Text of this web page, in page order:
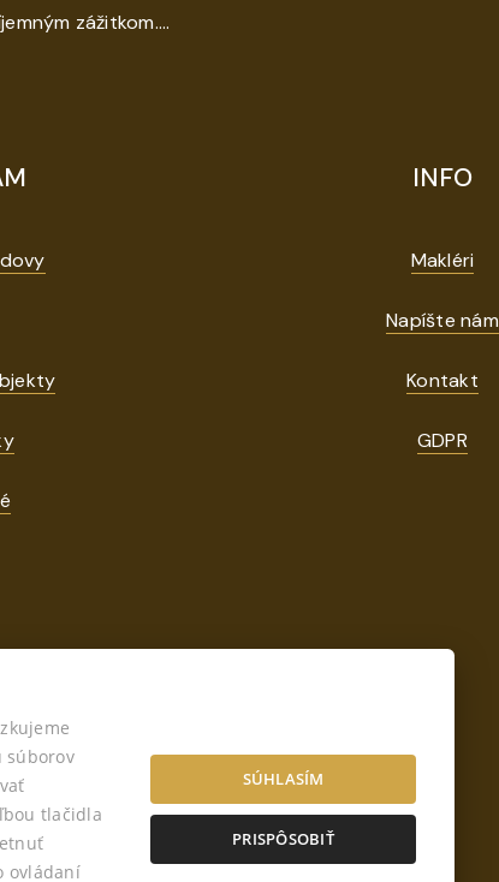
zážitkom....
INFO
Makléri
Napíšte nám
Kontakt
GDPR
Centrum
monika.krcova@avoryreal.sk
súborov
tlačidla
ovládaní
SÚHLASÍM
PRISPÔSOBIŤ